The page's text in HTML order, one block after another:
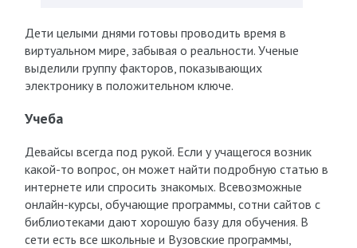
Дети целыми днями готовы проводить время в
виртуальном мире, забывая о реальности. Ученые
выделили группу факторов, показывающих
электронику в положительном ключе.
Учеба
Девайсы всегда под рукой. Если у учащегося возник
какой-то вопрос, он может найти подробную статью в
интернете или спросить знакомых. Всевозможные
онлайн-курсы, обучающие программы, сотни сайтов с
библиотеками дают хорошую базу для обучения. В
сети есть все школьные и Вузовские программы,